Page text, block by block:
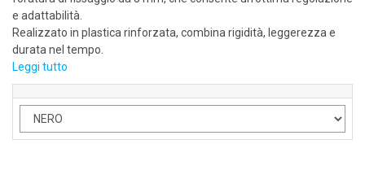
e adattabilità.
Realizzato in plastica rinforzata, combina rigidità, leggerezza e
durata nel tempo.
Leggi tutto